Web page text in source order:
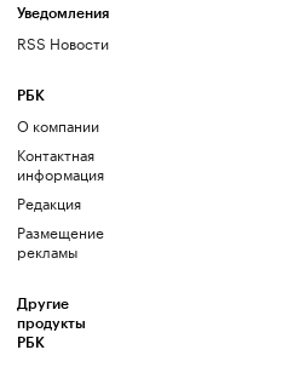
Уведомления
RSS Новости
РБК
О компании
Контактная
информация
Редакция
Размещение
рекламы
Другие
продукты
РБК